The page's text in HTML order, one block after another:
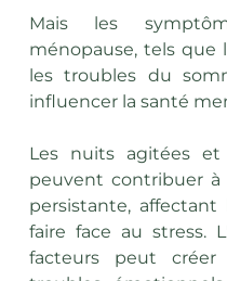
Mais les
ménopause, tels que
les troubles du
influencer la santé
Les nuits agitées
peuvent contribuer
persistante,
faire face au stress.
facteurs peut